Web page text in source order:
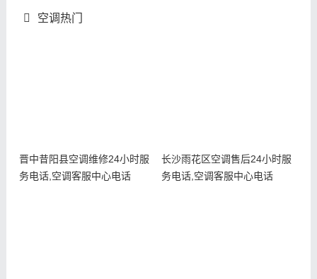
空调热门
晋中昔阳县空调维修24小时服
务电话,空调客服中心电话
长沙雨花区空调售后24小时服
务电话,空调客服中心电话